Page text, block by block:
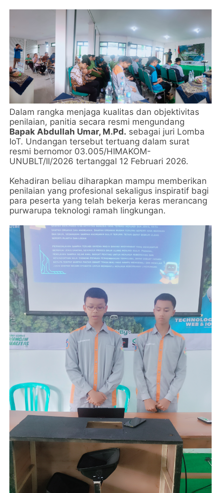
Dalam rangka menjaga kualitas dan objektivitas
penilaian, panitia secara resmi mengundang
Bapak Abdullah Umar, M.Pd. sebagai juri Lomba
IoT. Undangan tersebut tertuang dalam surat
resmi bernomor 03.005/HIMAKOM-
UNUBLT/II/2026 tertanggal 12 Februari 2026.
Kehadiran beliau diharapkan mampu memberikan
penilaian yang profesional sekaligus inspiratif bagi
para peserta yang telah bekerja keras merancang
purwarupa teknologi ramah lingkungan.